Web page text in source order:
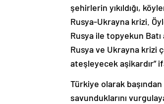
şehirlerin yıkıldığı,
Rusya-Ukrayna krizi.
Rusya ile topyekun
Rusya ve Ukrayna krizi
ateşleyecek aşikardır”
Türkiye olarak
savunduklarını